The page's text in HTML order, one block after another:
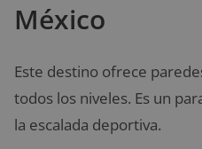
México
Este destino ofrece
todos los niveles. Es un
la escalada deportiva.